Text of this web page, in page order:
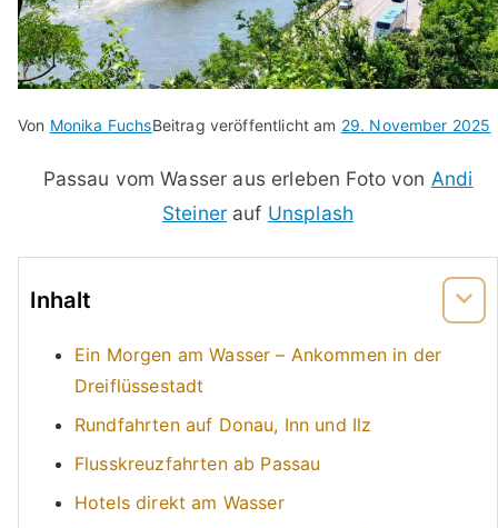
Von Monika FuchsBeitrag veröffentlicht am 29. November 2025
Passau vom Wasser aus erleben Foto von Andi
Steiner auf Unsplash
Inhalt
Ein Morgen am Wasser – Ankommen in der
Dreiflüssestadt
Rundfahrten auf Donau, Inn und Ilz
Flusskreuzfahrten ab Passau
Hotels direkt am Wasser